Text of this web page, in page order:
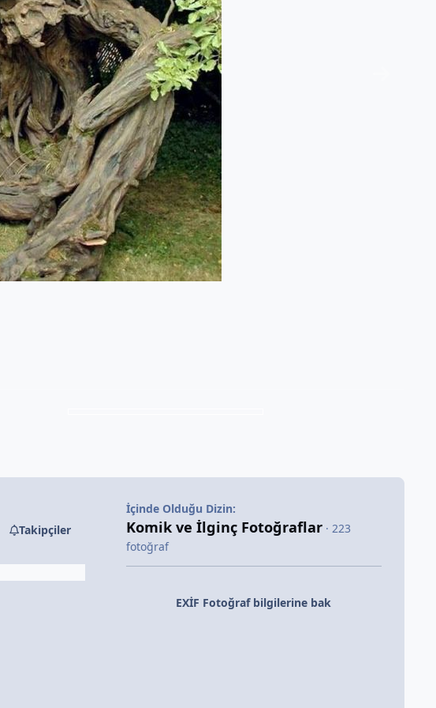
Takipçiler
İçinde Olduğu Dizin:
Komik ve İlginç Fotoğraflar · 223
fotoğraf
EXİF Fotoğraf bilgilerine bak